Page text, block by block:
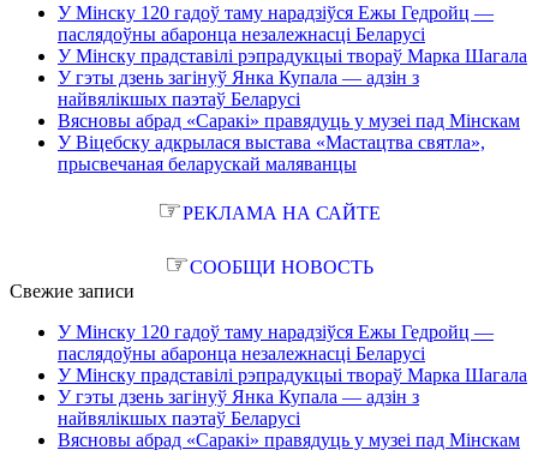
У Мінску 120 гадоў таму нарадзіўся Ежы Гедройц —
паслядоўны абаронца незалежнасці Беларусі
У Мінску прадставілі рэпрадукцыі твораў Марка Шагала
У гэты дзень загінуў Янка Купала — адзін з
найвялікшых паэтаў Беларусі
Вясновы абрад «Саракі» правядуць у музеі пад Мінскам
У Віцебску адкрылася выстава «Мастацтва святла»,
прысвечаная беларускай маляванцы
☞РЕКЛАМА НА САЙТЕ
☞СООБЩИ НОВОСТЬ
Свежие записи
У Мінску 120 гадоў таму нарадзіўся Ежы Гедройц —
паслядоўны абаронца незалежнасці Беларусі
У Мінску прадставілі рэпрадукцыі твораў Марка Шагала
У гэты дзень загінуў Янка Купала — адзін з
найвялікшых паэтаў Беларусі
Вясновы абрад «Саракі» правядуць у музеі пад Мінскам